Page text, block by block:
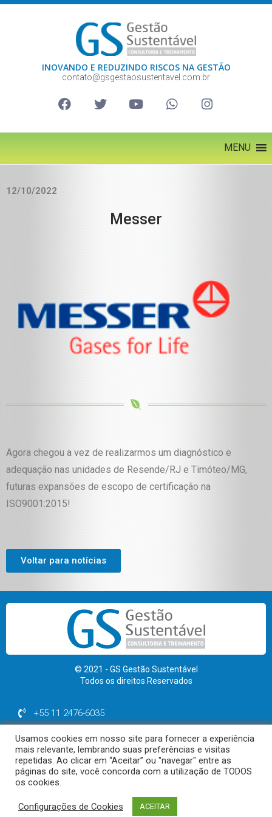
INOVANDO E REDUZINDO RISCOS NA GESTÃO
contato@gsgestaosustentavel.com.br
MENU
12/10/2022
Messer
Agora chegou a vez de realizarmos um diagnóstico e
adequação nas unidades de Resende/RJ e Timóteo/MG,
futuras expansões de escopo de certificação na
ISO9001:2015!
Voltar para notícias
© 2021 - GS Gestão Sustentável
Todos os direitos Reservados
+55 11 2476-6035
contato@gsgestaosustentavel.com.br
Polítca de Privacidade | Termos de uso
Desenvolvido por Diagrama Sites
Usamos cookies em nosso site para fornecer a experiência
mais relevante, lembrando suas preferências e visitas
repetidas. Ao clicar em “Aceitar” ou "navegar" entre as
páginas do site, você concorda com a utilização de TODOS
os cookies.
Configurações de Cookies ACEITAR